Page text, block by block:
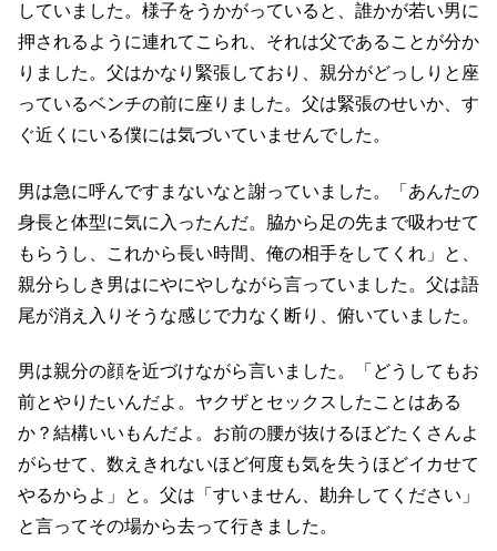
していました。様子をうかがっていると、誰かが若い男に
押されるように連れてこられ、それは父であることが分か
りました。父はかなり緊張しており、親分がどっしりと座
っているベンチの前に座りました。父は緊張のせいか、す
ぐ近くにいる僕には気づいていませんでした。
男は急に呼んですまないなと謝っていました。「あんたの
身長と体型に気に入ったんだ。脇から足の先まで吸わせて
もらうし、これから長い時間、俺の相手をしてくれ」と、
親分らしき男はにやにやしながら言っていました。父は語
尾が消え入りそうな感じで力なく断り、俯いていました。
男は親分の顔を近づけながら言いました。「どうしてもお
前とやりたいんだよ。ヤクザとセックスしたことはある
か？結構いいもんだよ。お前の腰が抜けるほどたくさんよ
がらせて、数えきれないほど何度も気を失うほどイカせて
やるからよ」と。父は「すいません、勘弁してください」
と言ってその場から去って行きました。